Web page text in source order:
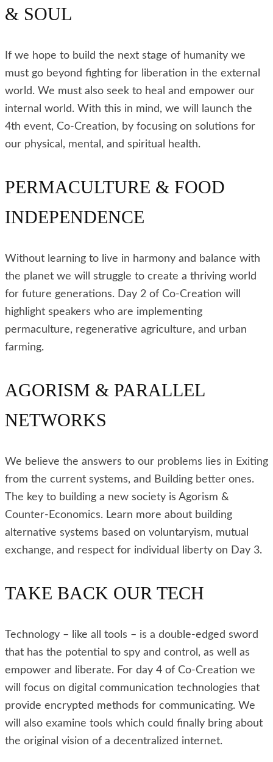
& SOUL
If we hope to build the next stage of humanity we
must go beyond fighting for liberation in the external
world. We must also seek to heal and empower our
internal world. With this in mind, we will launch the
4th event, Co-Creation, by focusing on solutions for
our physical, mental, and spiritual health.
PERMACULTURE & FOOD
INDEPENDENCE
Without learning to live in harmony and balance with
the planet we will struggle to create a thriving world
for future generations. Day 2 of Co-Creation will
highlight speakers who are implementing
permaculture, regenerative agriculture, and urban
farming.
AGORISM & PARALLEL
NETWORKS
We believe the answers to our problems lies in Exiting
from the current systems, and Building better ones.
The key to building a new society is Agorism &
Counter-Economics. Learn more about building
alternative systems based on voluntaryism, mutual
exchange, and respect for individual liberty on Day 3.
TAKE BACK OUR TECH
Technology – like all tools – is a double-edged sword
that has the potential to spy and control, as well as
empower and liberate. For day 4 of Co-Creation we
will focus on digital communication technologies that
provide encrypted methods for communicating. We
will also examine tools which could finally bring about
the original vision of a decentralized internet.